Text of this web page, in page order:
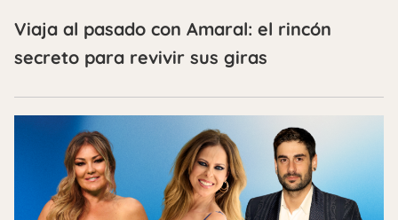
Viaja al pasado con Amaral: el rincón
secreto para revivir sus giras